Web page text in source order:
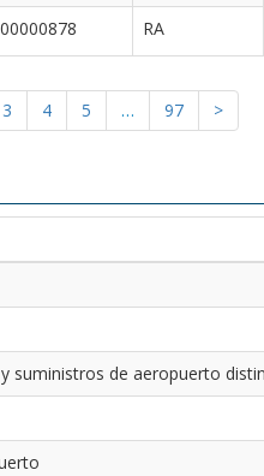
RA
3 4 5 … 97 >
suministros de aeropuerto